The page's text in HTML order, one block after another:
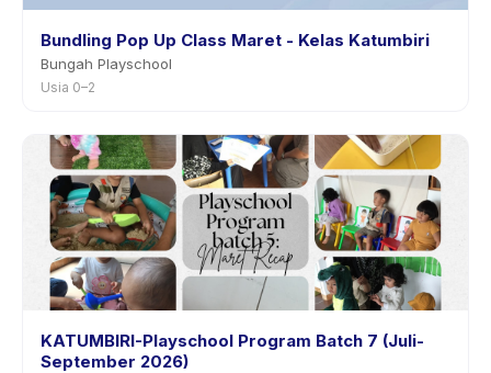
Bundling Pop Up Class Maret - Kelas Katumbiri
Bungah Playschool
Usia 0–2
KATUMBIRI-Playschool Program Batch 7 (Juli-
September 2026)